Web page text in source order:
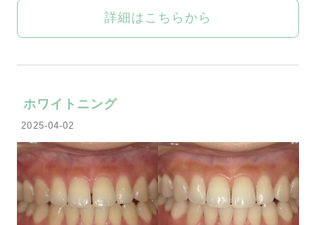
詳細はこちらから
ホワイトニング
2025-04-02